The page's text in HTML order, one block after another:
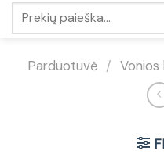
Parduotuvė / Vonios